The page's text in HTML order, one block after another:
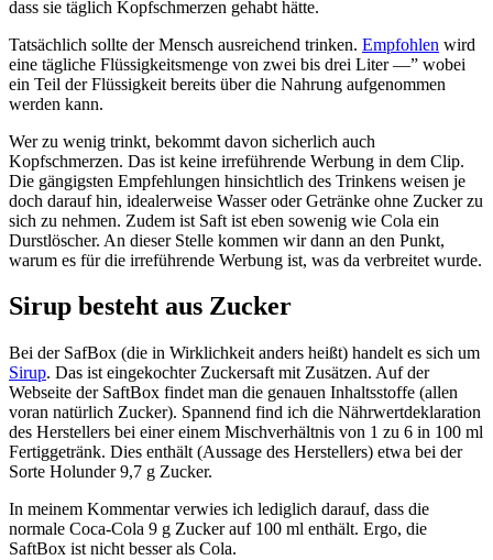
dass sie täglich Kopfschmerzen gehabt hätte.
Tatsächlich sollte der Mensch ausreichend trinken. Empfohlen wird
eine tägliche Flüssigkeitsmenge von zwei bis drei Liter —” wobei
ein Teil der Flüssigkeit bereits über die Nahrung aufgenommen
werden kann.
Wer zu wenig trinkt, bekommt davon sicherlich auch
Kopfschmerzen. Das ist keine irreführende Werbung in dem Clip.
Die gängigsten Empfehlungen hinsichtlich des Trinkens weisen je
doch darauf hin, idealerweise Wasser oder Getränke ohne Zucker zu
sich zu nehmen. Zudem ist Saft ist eben sowenig wie Cola ein
Durstlöscher. An dieser Stelle kommen wir dann an den Punkt,
warum es für die irreführende Werbung ist, was da verbreitet wurde.
Sirup besteht aus Zucker
Bei der SafBox (die in Wirklichkeit anders heißt) handelt es sich um
Sirup. Das ist eingekochter Zuckersaft mit Zusätzen. Auf der
Webseite der SaftBox findet man die genauen Inhaltsstoffe (allen
voran natürlich Zucker). Spannend find ich die Nährwertdeklaration
des Herstellers bei einer einem Mischverhältnis von 1 zu 6 in 100 ml
Fertiggetränk. Dies enthält (Aussage des Herstellers) etwa bei der
Sorte Holunder 9,7 g Zucker.
In meinem Kommentar verwies ich lediglich darauf, dass die
normale Coca-Cola 9 g Zucker auf 100 ml enthält. Ergo, die
SaftBox ist nicht besser als Cola.